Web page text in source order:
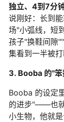
独立、4到7分
说刚好：长到
场"小弧线，短
孩子"换鞋间隙
集看到一半被打
3. Booba 的"
Booba 的设定
的进步"——也就
小生物，他就